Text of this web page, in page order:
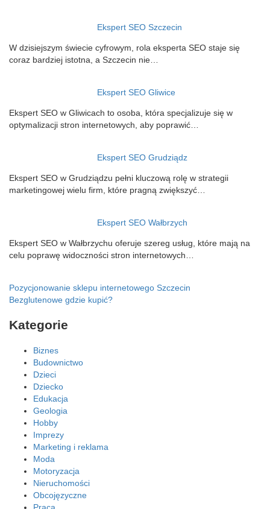
Ekspert SEO Szczecin
W dzisiejszym świecie cyfrowym, rola eksperta SEO staje się
coraz bardziej istotna, a Szczecin nie…
Ekspert SEO Gliwice
Ekspert SEO w Gliwicach to osoba, która specjalizuje się w
optymalizacji stron internetowych, aby poprawić…
Ekspert SEO Grudziądz
Ekspert SEO w Grudziądzu pełni kluczową rolę w strategii
marketingowej wielu firm, które pragną zwiększyć…
Ekspert SEO Wałbrzych
Ekspert SEO w Wałbrzychu oferuje szereg usług, które mają na
celu poprawę widoczności stron internetowych…
Nawigacja
wpisu
Pozycjonowanie sklepu internetowego Szczecin
Bezglutenowe gdzie kupić?
Kategorie
Biznes
Budownictwo
Dzieci
Dziecko
Edukacja
Geologia
Hobby
Imprezy
Marketing i reklama
Moda
Motoryzacja
Nieruchomości
Obcojęzyczne